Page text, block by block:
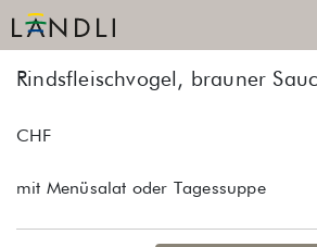
Skip
to
Rindsfleischvogel, brauner
CHF
mit Menüsalat oder Tagessuppe